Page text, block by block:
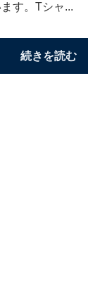
す。Tシャ...
続きを読む